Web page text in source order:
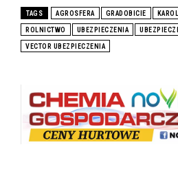
TAGS AGROSFERA GRADOBICIE
ROLNICTWO UBEZPIECZENIA
VECTOR UBEZPIECZENIA